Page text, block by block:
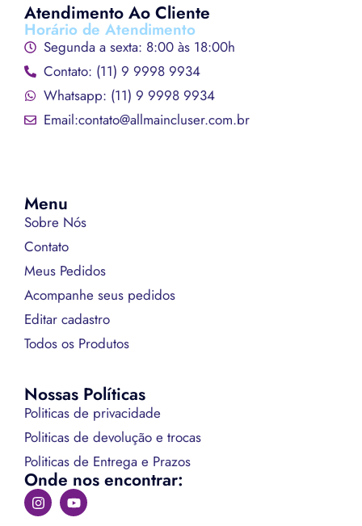
Atendimento Ao Cliente
Horário de Atendimento
Segunda a sexta: 8:00 às 18:00h
Contato: (11) 9 9998 9934
Whatsapp: (11) 9 9998 9934
Email:contato@allmaincluser.com.br
Menu
Sobre Nós
Contato
Meus Pedidos
Acompanhe seus pedidos
Editar cadastro
Todos os Produtos
Nossas Políticas
Politicas de privacidade
Politicas de devolução e trocas
Politicas de Entrega e Prazos
Onde nos encontrar: